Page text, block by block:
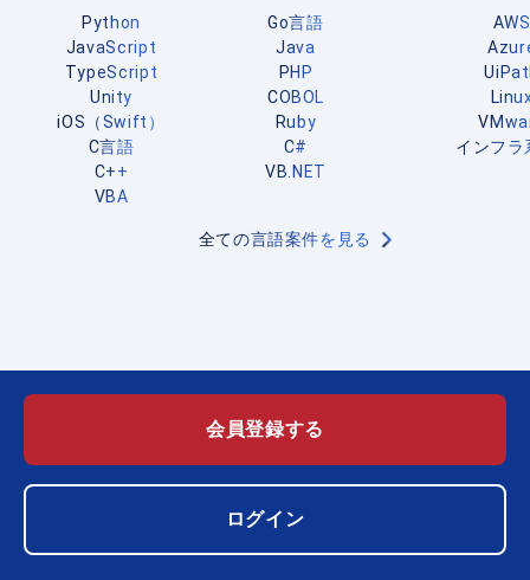
Python
Go言語
JavaScript
Java
TypeScript
PHP
Unity
COBOL
iOS（Swift）
Ruby
C言語
C#
C++
VB.NET
VBA
全ての言語案件を見る
AWS
インフラ
会員登録する
ログイン